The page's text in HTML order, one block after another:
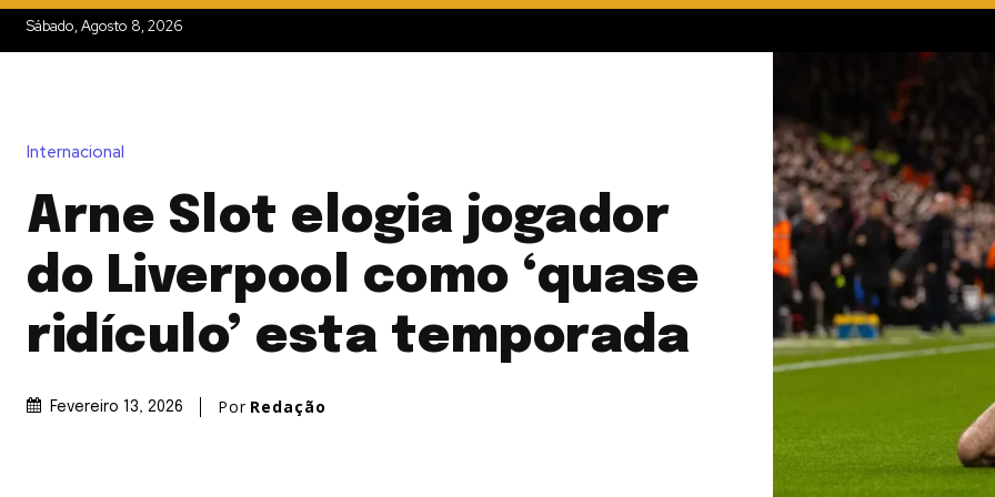
Sábado, Agosto 8, 2026
Internacional
Arne Slot elogia jogador
do Liverpool como ‘quase
ridículo’ esta temporada
Fevereiro 13, 2026 Por Redação